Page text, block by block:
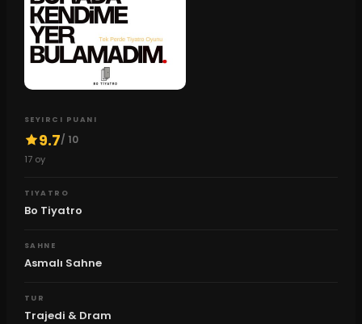
SEYIRCI PUANI
9.7/ 10
17oy
TIYATRO
Bo Tiyatro
SAHNE
Asmalı Sahne
TUR
Trajedi & Dram